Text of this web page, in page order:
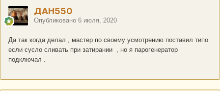
ДАН550
Опубликовано 6 июля, 2020
Да так когда делал , мастер по своему усмотрению поставил типо
если сусло сливать при затирании , но я парогенератор
подключал .